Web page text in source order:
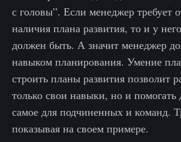
с головы”. Если менеджер требует
наличия плана развития, то и у
должен быть. А значит менеджер
навыком планирования. Умение
строить планы развития позволит
только свои навыки, но и помогать
самое для подчиненных и команд.
показывая на своем примере.